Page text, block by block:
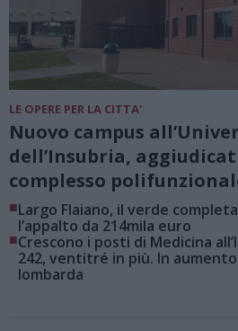
LE OPERE PER LA CITTA'
Nuovo campus
dell’Insubria,
complesso
■Largo Flaiano, il verde
l’appalto da 214mila euro
■Crescono i posti di Medicina
242, ventitré in più. In
lombarda